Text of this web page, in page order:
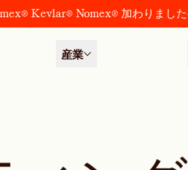
Kevlar® Nomex® 加わりました
産業